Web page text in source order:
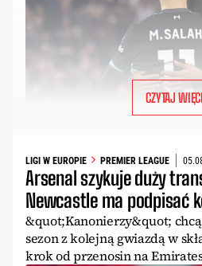
CZYTAJ
LIGI W EUROPIE PREMIER LEAGUE
Arsenal szykuje duży
Newcastle ma podpisać
&quot;Kanonierzy&quot;
sezon z kolejną gwiazdą w
krok od przenosin na